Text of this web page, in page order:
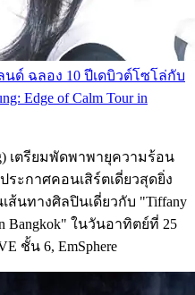
ด์ ฉลอง 10 ปีเดบิวต์โซโล่กับ
Edge of Calm Tour in
เตรียมพัดพาพายุความร้อน
ระกาศคอนเสิร์ตเดี่ยวสุดยิ่ง
นทางศิลปินเดี่ยวกับ "Tiffany
Bangkok" ในวันอาทิตย์ที่ 25
ชั้น 6, EmSphere